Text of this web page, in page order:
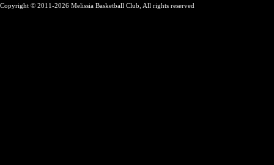
Copyright © 2011-2026 Melissia Basketball Club, All rights reserved